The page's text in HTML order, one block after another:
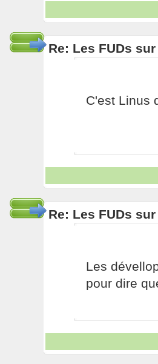
Re: Les FUDs
C'est Linus
Re: Les FUDs
Les
pour dire